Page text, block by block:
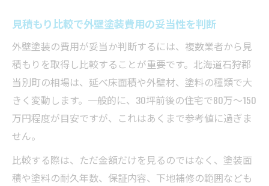
見積もり比較で外壁塗装費用の妥当性を判断
外壁塗装の費用が妥当か判断するには、複数業者から見
積もりを取得し比較することが重要です。北海道石狩郡
当別町の相場は、延べ床面積や外壁材、塗料の種類で大
きく変動します。一般的に、30坪前後の住宅で80万～150
万円程度が目安ですが、これはあくまで参考値に過ぎま
せん。
比較する際は、ただ金額だけを見るのではなく、塗装面
積や塗料の耐久年数、保証内容、下地補修の範囲なども